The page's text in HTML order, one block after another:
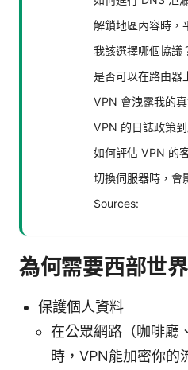
解鎖地區內容時，
我該選擇哪個協議
是否可以在路由器
VPN 會洩露我的
VPN 的日誌政策
如何評估 VPN 的
切換伺服器時，會
Sources:
為何需要西部世
保護個人資料
在公眾網路（咖啡廳
時，VPN能加密你的